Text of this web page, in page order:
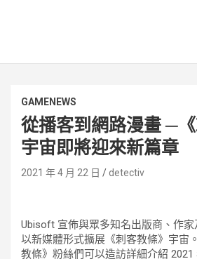
GAMENEWS
從播客到網路漫畫 ─《
宇宙即將迎來新篇章
2021 年 4 月 22 日 detectiv
Ubisoft 宣佈與眾多知名出版商、作
以新媒體形式擴展《刺客教條》宇宙
教條》粉絲們可以造訪詳細介紹